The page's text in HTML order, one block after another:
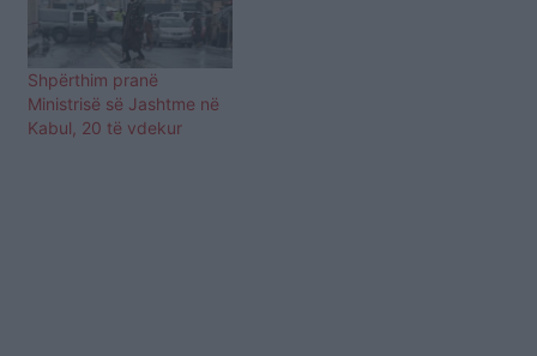
Shpërthim pranë
Ministrisë së Jashtme në
Kabul, 20 të vdekur